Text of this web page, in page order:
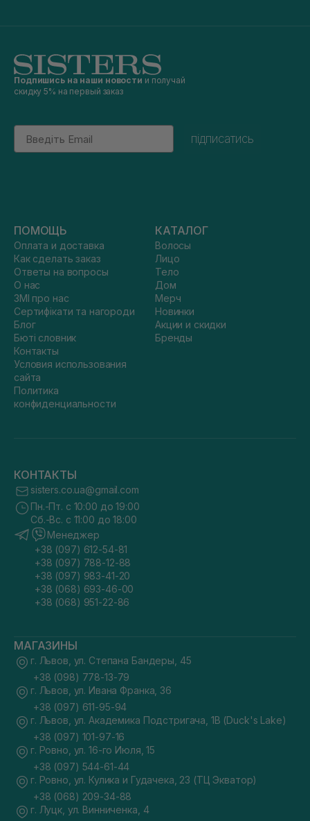
Подпишись на наши новости и получай
скидку 5% на первый заказ
Email
підписатись
ПОМОЩЬ
Оплата и доставка
Как сделать заказ
Ответы на вопросы
О нас
ЗМІ про нас
Сертифікати та нагороди
Блог
Бюті словник
Контакты
Условия использования
сайта
Политика
конфиденциальности
КАТАЛОГ
Волосы
Лицо
Тело
Дом
Мерч
Новинки
Акции и скидки
Бренды
КОНТАКТЫ
sisters.co.ua@gmail.com
Пн.-Пт. с 10:00 до 19:00
Сб.-Вс. с 11:00 до 18:00
Менеджер
+38 (097) 612-54-81
+38 (097) 788-12-88
+38 (097) 983-41-20
+38 (068) 693-46-00
+38 (068) 951-22-86
МАГАЗИНЫ
г. Львов, ул. Степана Бандеры, 45
+38 (098) 778-13-79
г. Львов, ул. Ивана Франка, 36
+38 (097) 611-95-94
г. Львов, ул. Академика Подстригача, 1В (Duck's Lake)
+38 (097) 101-97-16
г. Ровно, ул. 16-го Июля, 15
+38 (097) 544-61-44
г. Ровно, ул. Кулика и Гудачека, 23 (ТЦ Экватор)
+38 (068) 209-34-88
г. Луцк, ул. Винниченка, 4